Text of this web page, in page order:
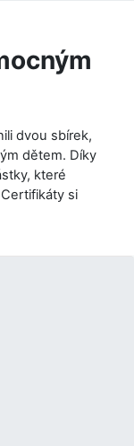
dvou sbírek,
dětem. Díky
které
si